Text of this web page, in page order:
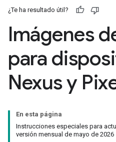
¿Te ha resultado útil?
Imágenes
para
Nexus y
En esta página
Instrucciones especiales para
versión mensual de mayo de 2026